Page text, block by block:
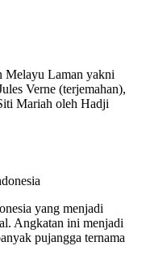
Melayu Laman yakni
Verne (terjemahan),
Mariah oleh Hadji
yang menjadi
Angkatan ini menjadi
pujangga ternama